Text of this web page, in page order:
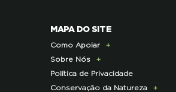
MAPA DO SITE
Como Apoiar
Doe Hoje
Consignação do IRS
Torne-se Associado
Sobre Nós
Apresentação
História
Política de Privacidade
Conservação da Natureza